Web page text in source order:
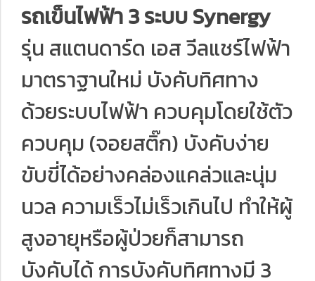
รถเข็นไฟฟ้า 3 ระบบ Synergy
รุ่น สแตนดาร์ด เอส วีลแชร์ไฟฟ้า
มาตราฐานใหม่ บังคับทิศทาง
ด้วยระบบไฟฟ้า ควบคุมโดยใช้ตัว
ควบคุม (จอยสติ๊ก) บังคับง่าย
ขับขี่ได้อย่างคล่องแคล่วและนุ่ม
นวล ความเร็วไม่เร็วเกินไป ทำให้ผู้
สูงอายุหรือผู้ป่วยก็สามารถ
บังคับได้ การบังคับทิศทางมี 3